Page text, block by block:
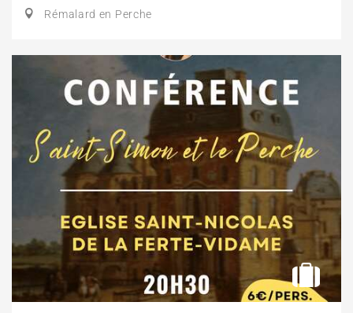
Rémalard en Perche